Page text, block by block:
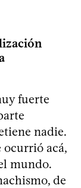
fuerte
nadie.
ocurrió acá,
mundo.
de